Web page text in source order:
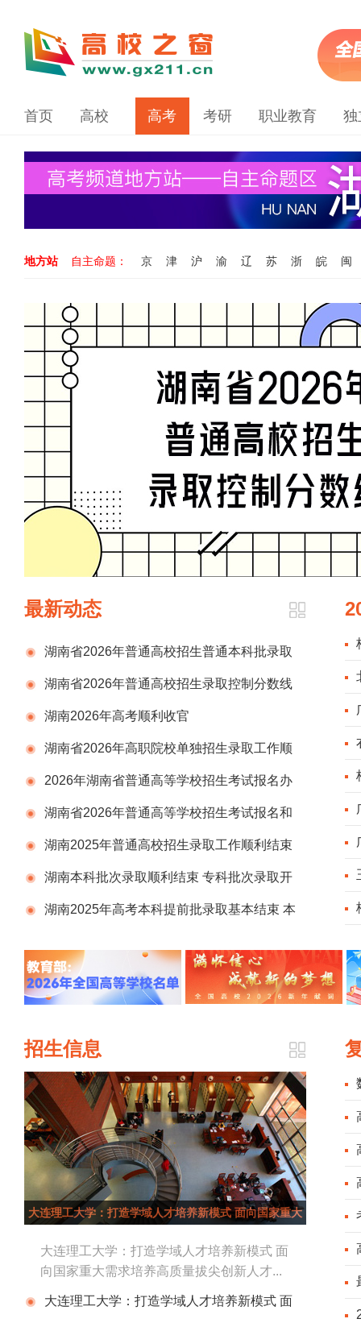
首页 高校 高考 考研 职业教育 独
地方站 自主命题： 京 津 沪 渝 辽 苏 浙 皖 闽
最新动态
湖南省2026年普通高校招生普通本科批录取
顺利结束
湖南省2026年普通高校招生录取控制分数线
湖南2026年高考顺利收官
湖南省2026年高职院校单独招生录取工作顺
利结束2026年湖南省普通高等学校招生考试报名办
法解读湖南省2026年普通高等学校招生考试报名和
艺术类统考重要提示
湖南2025年普通高校招生录取工作顺利结束
湖南本科批次录取顺利结束 专科批次录取开
始 湖南2025年高考本科提前批录取基本结束 本
招生信息
大连理工大学：打造学域人才培养新模式 面向国家重大
大连理工大学：打造学域人才培养新模式 面
向国家重大需求培养高质量拔尖创新人才...
大连理工大学：打造学域人才培养新模式 面